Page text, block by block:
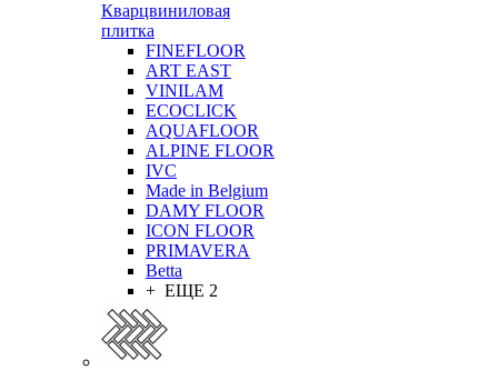
Кварцвиниловая
плитка
FINEFLOOR
ART EAST
VINILAM
ECOCLICK
AQUAFLOOR
ALPINE FLOOR
IVC
Made in Belgium
DAMY FLOOR
ICON FLOOR
PRIMAVERA
Betta
+ ЕЩЕ 2